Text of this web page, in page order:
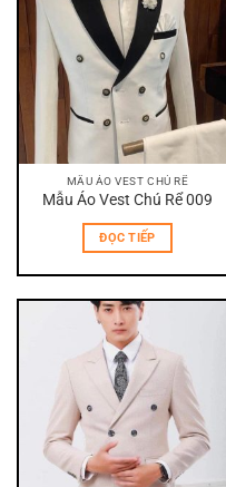
MẪU ÁO VEST CHÚ RỂ
Mẫu Áo Vest Chú Rể 009
ĐỌC TIẾP